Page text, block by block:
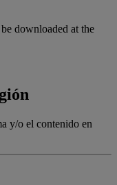
downloaded at the
y/o el contenido en